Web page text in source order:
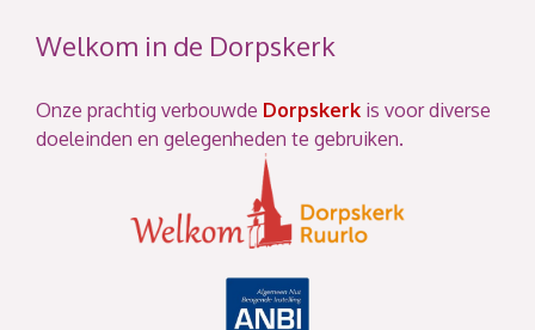
Welkom in de Dorpskerk
Onze prachtig verbouwde Dorpskerk is voor diverse
doeleinden en gelegenheden te gebruiken.